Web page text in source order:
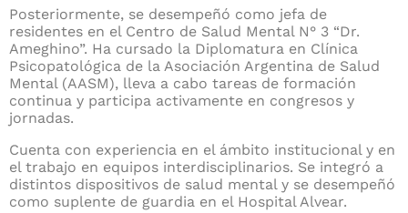
Posteriormente, se desempeñó como jefa de
residentes en el Centro de Salud Mental N° 3 “Dr.
Ameghino”. Ha cursado la Diplomatura en Clínica
Psicopatológica de la Asociación Argentina de Salud
Mental (AASM), lleva a cabo tareas de formación
continua y participa activamente en congresos y
jornadas.
Cuenta con experiencia en el ámbito institucional y en
el trabajo en equipos interdisciplinarios. Se integró a
distintos dispositivos de salud mental y se desempeñó
como suplente de guardia en el Hospital Alvear.